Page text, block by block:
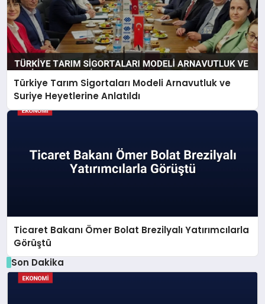
Türkiye Tarım Sigortaları Modeli Arnavutluk ve
Suriye Heyetlerine Anlatıldı
Ticaret Bakanı Ömer Bolat Brezilyalı Yatırımcılarla
Görüştü
Son Dakika